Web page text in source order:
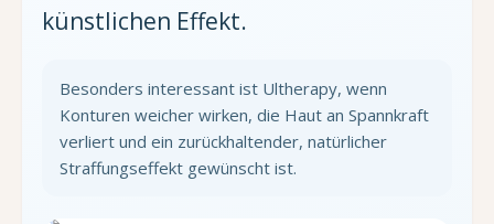
künstlichen Effekt.
Besonders interessant ist Ultherapy, wenn
Konturen weicher wirken, die Haut an Spannkraft
verliert und ein zurückhaltender, natürlicher
Straffungseffekt gewünscht ist.